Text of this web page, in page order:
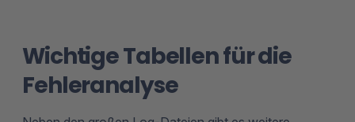
Wichtige Tabellen für die
Fehleranalyse